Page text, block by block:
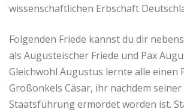
wissenschaftlichen Erbschaft
Folgenden Friede kannst du dir
als Augusteischer Friede und Pax
Gleichwohl Augustus lernte alle einen
Großonkels Cäsar, ihr nachdem
Staatsführung ermordet worden ist.